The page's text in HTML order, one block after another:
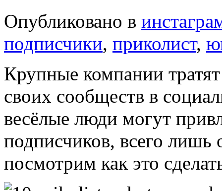
Опубликовано в
подписчики, приколист,
Крупные компании
своих сообществ в
весёлые люди могут
подписчиков, всего лишь
посмотрим как это